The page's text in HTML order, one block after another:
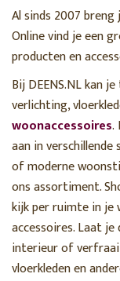
Al sinds 2007 breng
Online vind je een
producten en
Bij DEENS.NL kan
verlichting,
woonaccessoires.
aan in
of moderne
ons assortiment.
kijk per ruimte in je
accessoires. Laat
interieur of
vloerkleden en